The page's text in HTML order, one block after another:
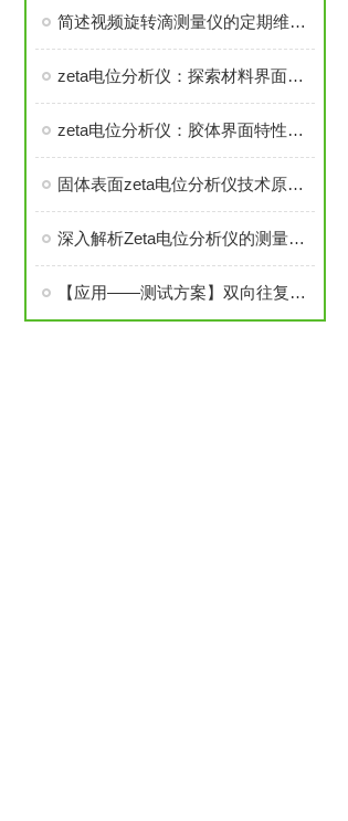
简述视频旋转滴测量仪的定期维护保养方法
zeta电位分析仪：探索材料界面特性的关键工具
zeta电位分析仪：胶体界面特性的精密表征工具
固体表面zeta电位分析仪技术原理、特性及应用探析
深入解析Zeta电位分析仪的测量原理
【应用——测试方案】双向往复流动电势法测量微球颗粒的zeta电位